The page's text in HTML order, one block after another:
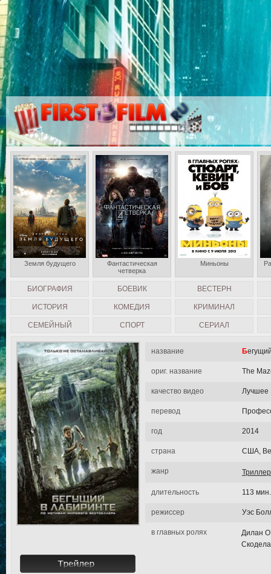
название
ориг. название The
качество видео Лучшее
перевод
год 2014
страна США,
жанр Триллер
длительность 113 мин.
режиссер Уэс
в главных ролях
Дилан
БИОГРАФИЯ БОЕВИК ВЕСТЕРН
ИСТОРИЯ КОМЕДИЯ КРИМИНАЛ
СЕМЕЙНЫЙ СПОРТ СЕРИАЛ
Земля будущего
Фантастическая
четверка
Миньоны